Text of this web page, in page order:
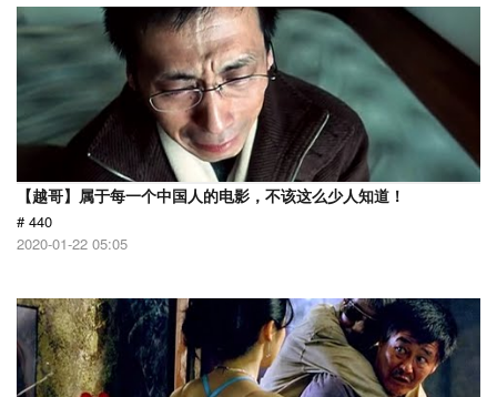
【越哥】属于每一个中国人的电影，不该这么少人知道！
# 440
2020-01-22 05:05